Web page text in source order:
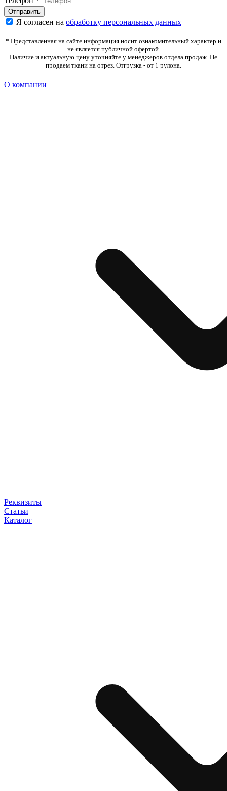
Я согласен на обработку персональных данных
* Представленная на сайте информация носит ознакомительный характер и
не является публичной офертой.
Наличие и актуальную цену уточняйте у менеджеров отдела продаж. Не
продаем ткани на отрез. Отгрузка - от 1 рулона.
О компании
Реквизиты
Статьи
Каталог